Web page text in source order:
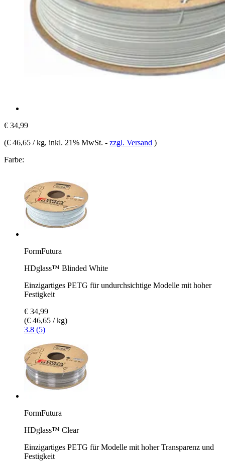
€ 34,99
(€ 46,65 / kg, inkl. 21% MwSt. - zzgl. Versand )
Farbe:
FormFutura
HDglass™ Blinded White
Einzigartiges PETG für undurchsichtige Modelle mit hoher
Festigkeit
€ 34,99
(€ 46,65 / kg)
3.8 (5)
FormFutura
HDglass™ Clear
Einzigartiges PETG für Modelle mit hoher Transparenz und
Festigkeit